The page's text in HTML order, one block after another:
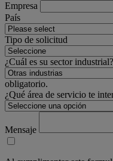
Empresa
País
Tipo de solicitud
¿Cuál es su sector industrial?
obligatorio.
¿Qué área de servicio te
Mensaje